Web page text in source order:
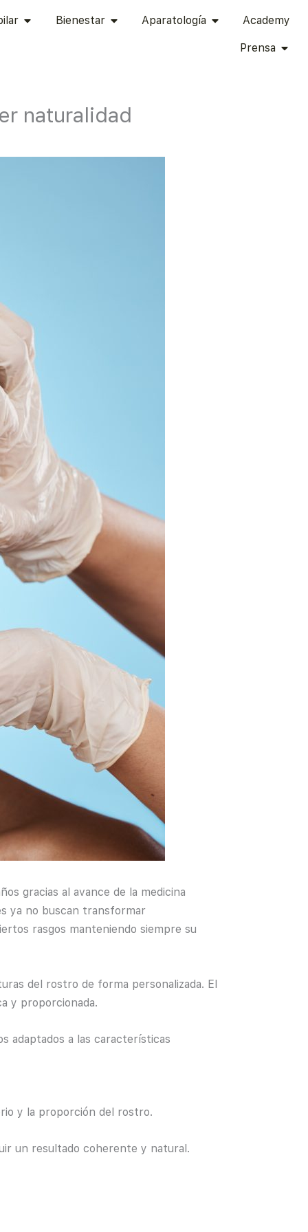
ÍNTIMA
ABRIR CAPILAR
Bienestar ABRIR BIENESTAR
Aparatología ABRIRAcademy
Prensa
naturalidad
gracias al avance de la medicina
ya no buscan transformar
rasgos manteniendo siempre su
del rostro de forma personalizada. El
y proporcionada.
adaptados a las características
y la proporción del rostro.
un resultado coherente y natural.